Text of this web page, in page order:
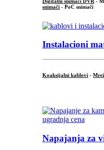
snimači - PoC snimači
Instalacioni
Koaksijalni kablovi -
Napajanja za